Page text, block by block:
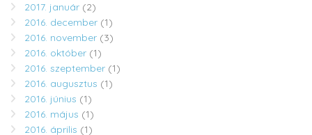
2017. január (2)
2016. december (1)
2016. november (3)
2016. október (1)
2016. szeptember (1)
2016. augusztus (1)
2016. június (1)
2016. május (1)
2016. április (1)